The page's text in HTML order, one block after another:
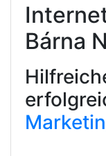
Bárna